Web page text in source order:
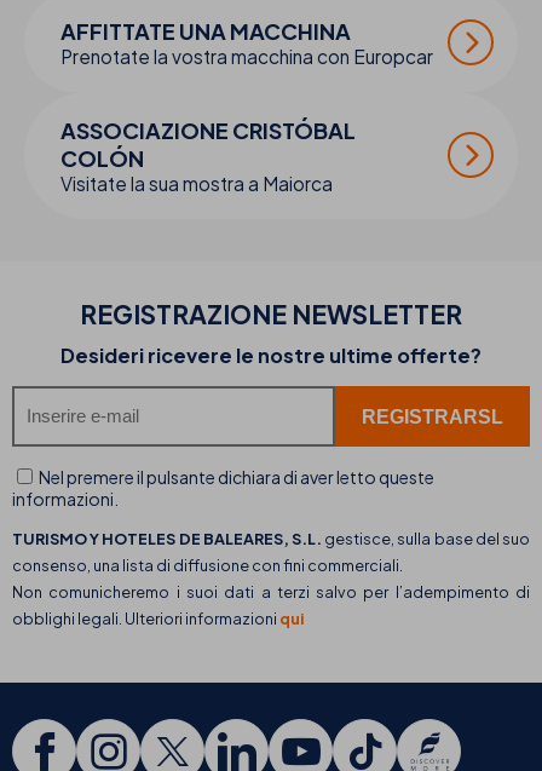
AFFITTATE UNA MACCHINA
Prenotate la vostra macchina con Europcar
ASSOCIAZIONE CRISTÓBAL
COLÓN
Visitate la sua mostra a Maiorca
REGISTRAZIONE NEWSLETTER
Desideri ricevere le nostre ultime offerte?
Nel premere il pulsante dichiara di aver letto queste
informazioni.
TURISMO Y HOTELES DE BALEARES, S.L. gestisce, sulla base del suo
consenso, una lista di diffusione con fini commerciali.
Non comunicheremo i suoi dati a terzi salvo per l’adempimento di
obblighi legali. Ulteriori informazioni qui